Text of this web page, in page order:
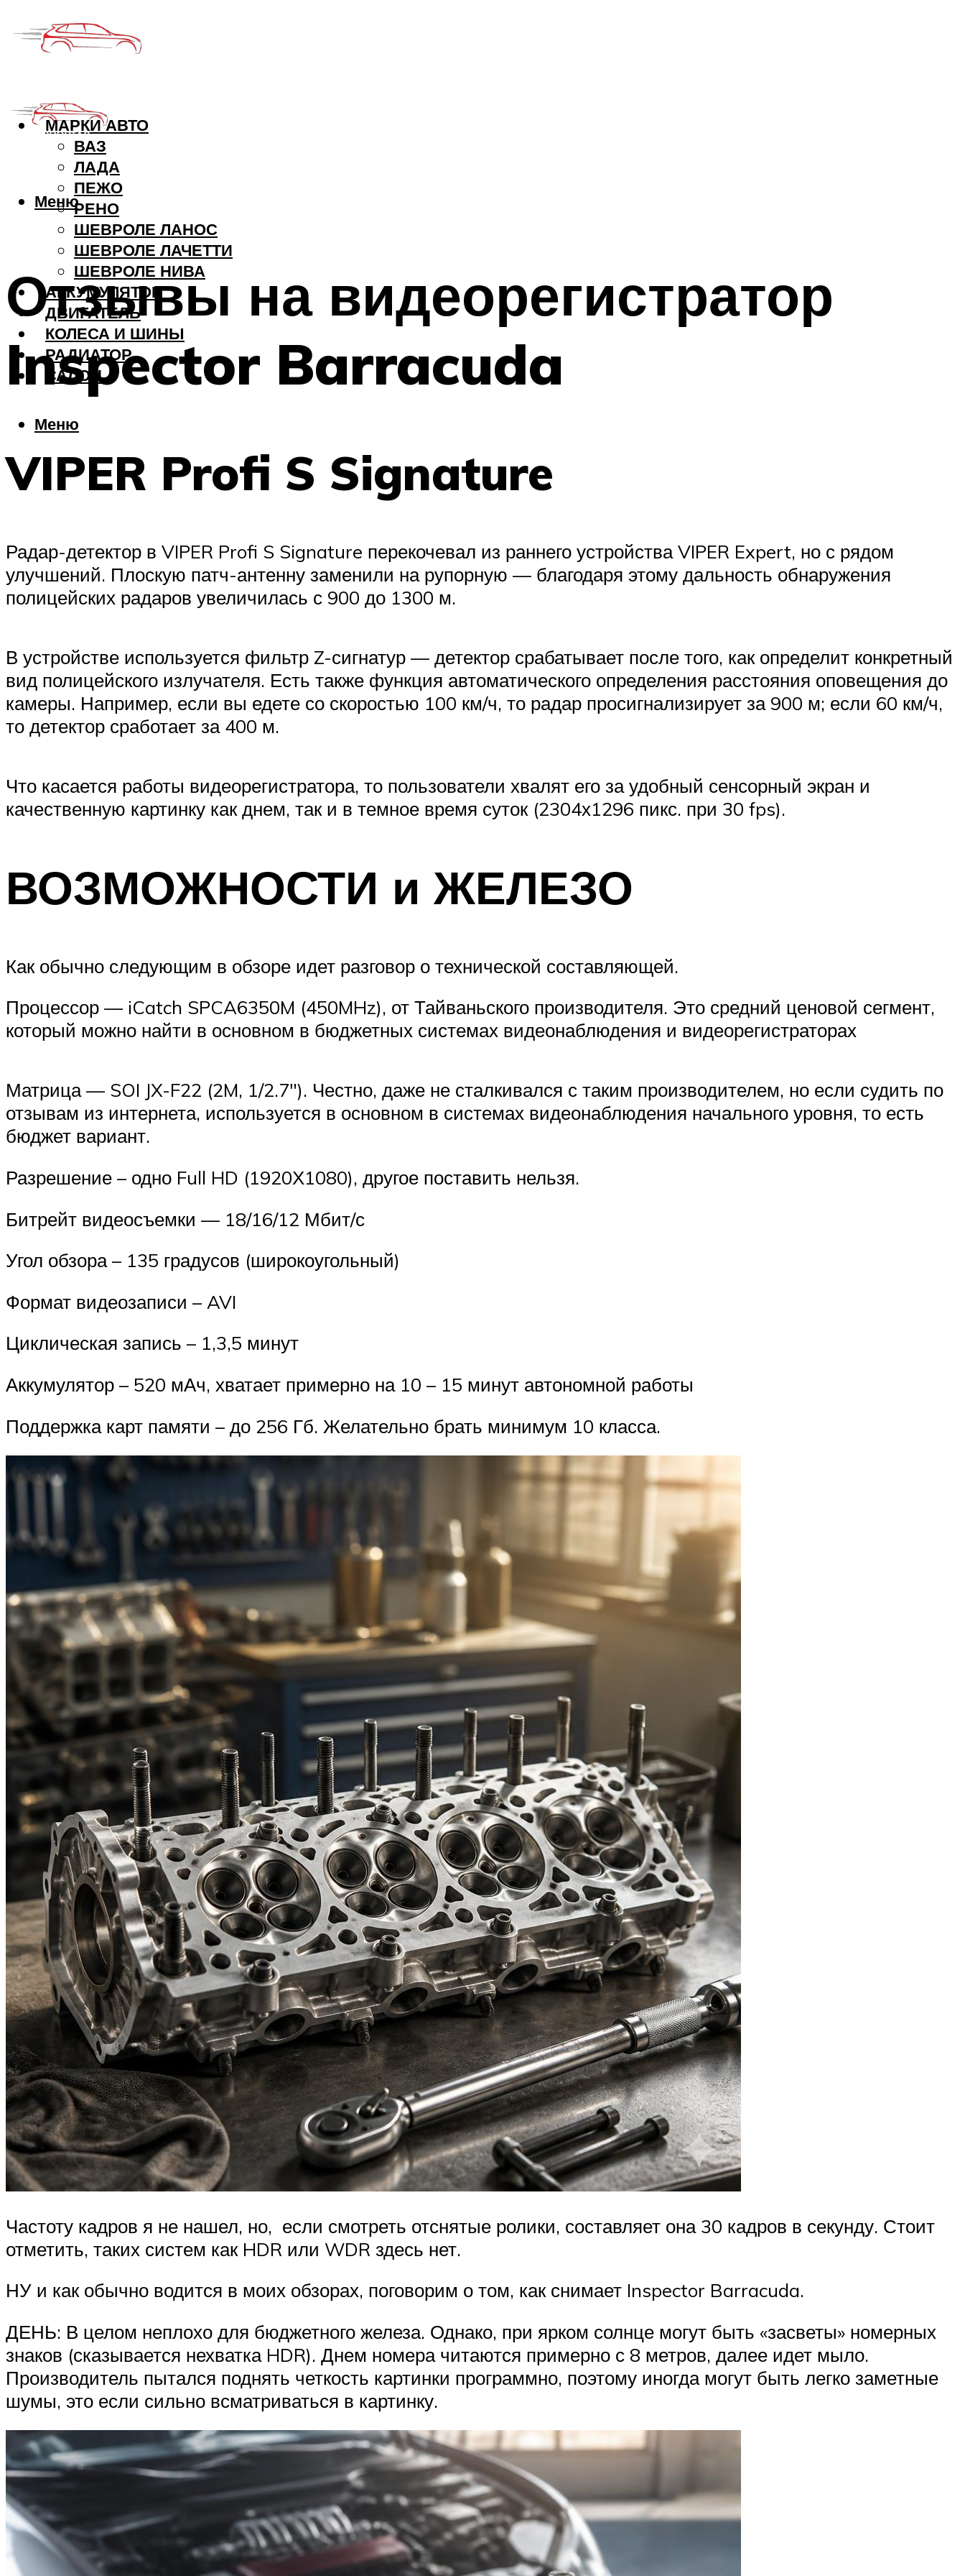
МАРКИ АВТО
ВАЗ
ЛАДА
ПЕЖО
РЕНО
ШЕВРОЛЕ ЛАНОС
ШЕВРОЛЕ ЛАЧЕТТИ
ШЕВРОЛЕ НИВА
АККУМУЛЯТОР
ДВИГАТЕЛЬ
КОЛЕСА И ШИНЫ
РАДИАТОР
САЛОН
Меню
Меню
Отзывы на видеорегистратор
Inspector Barracuda
VIPER Profi S Signature
Радар-детектор в VIPER Profi S Signature перекочевал из раннего устройства VIPER Expert, но с рядом
улучшений. Плоскую патч-антенну заменили на рупорную — благодаря этому дальность обнаружения
полицейских радаров увеличилась с 900 до 1300 м.
В устройстве используется фильтр Z-сигнатур — детектор срабатывает после того, как определит конкретный
вид полицейского излучателя. Есть также функция автоматического определения расстояния оповещения до
камеры. Например, если вы едете со скоростью 100 км/ч, то радар просигнализирует за 900 м; если 60 км/ч,
то детектор сработает за 400 м.
Что касается работы видеорегистратора, то пользователи хвалят его за удобный сенсорный экран и
качественную картинку как днем, так и в темное время суток (2304х1296 пикс. при 30 fps).
ВОЗМОЖНОСТИ и ЖЕЛЕЗО
Как обычно следующим в обзоре идет разговор о технической составляющей.
Процессор — iCatch SPCA6350M (450MHz), от Тайваньского производителя. Это средний ценовой сегмент,
который можно найти в основном в бюджетных системах видеонаблюдения и видеорегистраторах
Матрица — SOI JX-F22 (2M, 1/2.7″). Честно, даже не сталкивался с таким производителем, но если судить по
отзывам из интернета, используется в основном в системах видеонаблюдения начального уровня, то есть
бюджет вариант.
Разрешение – одно Full HD (1920Х1080), другое поставить нельзя.
Битрейт видеосъемки — 18/16/12 Мбит/с
Угол обзора – 135 градусов (широкоугольный)
Формат видеозаписи – AVI
Циклическая запись – 1,3,5 минут
Аккумулятор – 520 мАч, хватает примерно на 10 – 15 минут автономной работы
Поддержка карт памяти – до 256 Гб. Желательно брать минимум 10 класса.
Частоту кадров я не нашел, но, если смотреть отснятые ролики, составляет она 30 кадров в секунду. Стоит
отметить, таких систем как HDR или WDR здесь нет.
НУ и как обычно водится в моих обзорах, поговорим о том, как снимает Inspector Barracuda.
ДЕНЬ: В целом неплохо для бюджетного железа. Однако, при ярком солнце могут быть «засветы» номерных
знаков (сказывается нехватка HDR). Днем номера читаются примерно с 8 метров, далее идет мыло.
Производитель пытался поднять четкость картинки программно, поэтому иногда могут быть легко заметные
шумы, это если сильно всматриваться в картинку.